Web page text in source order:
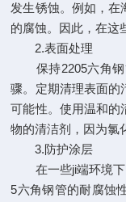
发生锈蚀。例如，在
的腐蚀。因此，在这
2.表面处理
保持2205六角钢
骤。定期清理表面的
可能性。使用温和的
物的清洁剂，因为氯
3.防护涂层
在一些ji端环境下
5六角钢管的耐腐蚀